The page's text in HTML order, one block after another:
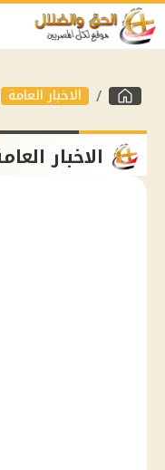
الاخبار العامة
الاخبار